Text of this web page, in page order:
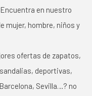
en nuestro
mujer, hombre, niños y
ofertas de zapatos,
deportivas,
Sevilla…? no